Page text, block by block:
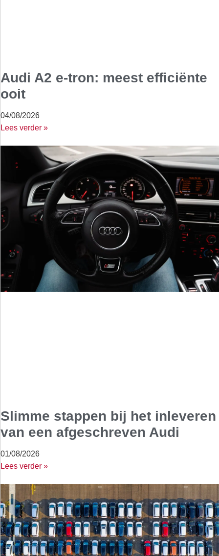
Audi A2 e-tron: meest efficiënte
ooit
04/08/2026
Lees verder »
Slimme stappen bij het inleveren
van een afgeschreven Audi
01/08/2026
Lees verder »